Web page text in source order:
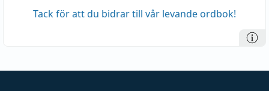
Tack för att du bidrar till vår levande ordbok!